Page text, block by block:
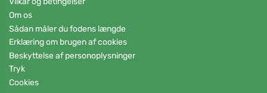
Om os
Sådan måler du fodens længde
Erklæring om brugen af cookies
Beskyttelse af personoplysninger
Tryk
Cookies